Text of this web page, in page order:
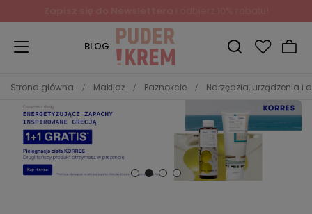
BLOG
Strona główna Makijaż Paznokcie Narzędzia, urządzenia i